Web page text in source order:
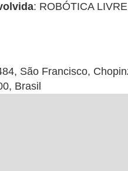
: ROBÓTICA
, São Francisco,
, Brasil